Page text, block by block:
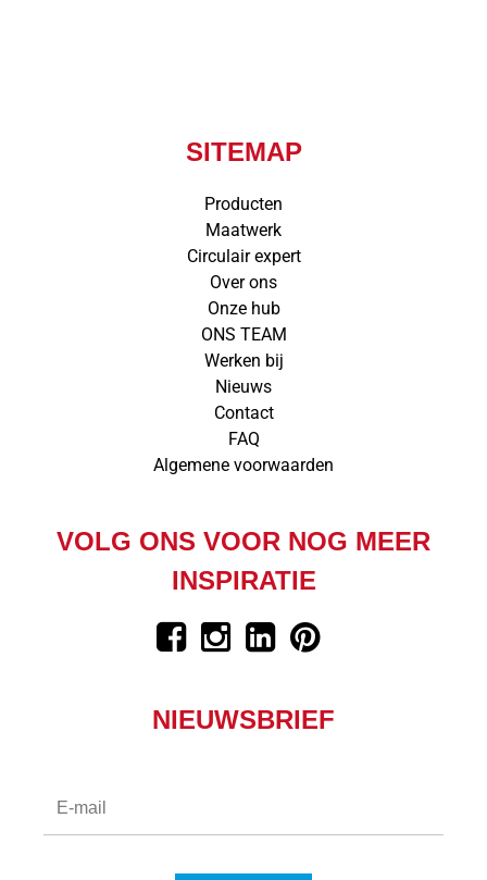
SITEMAP
Producten
Maatwerk
Circulair expert
Over ons
Onze hub
ONS TEAM
Werken bij
Nieuws
Contact
FAQ
Algemene voorwaarden
VOLG ONS VOOR NOG MEER
INSPIRATIE
NIEUWSBRIEF